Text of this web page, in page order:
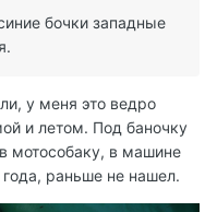
бочки западные
у меня это ведро
и летом. Под баночку
мотособаку, в машине
раньше не нашел.